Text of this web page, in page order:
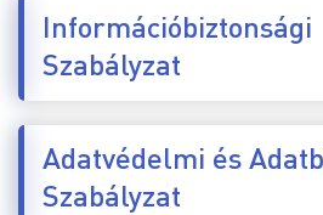
Információbiztonsági
Szabályzat
Adatvédelmi és
Szabályzat